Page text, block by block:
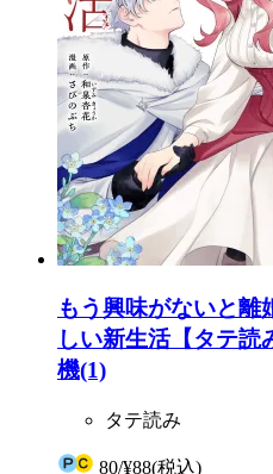
もう興味がないと離
しい新生活【タテ読
機(1)
タテ読み
80/¥88(税込)